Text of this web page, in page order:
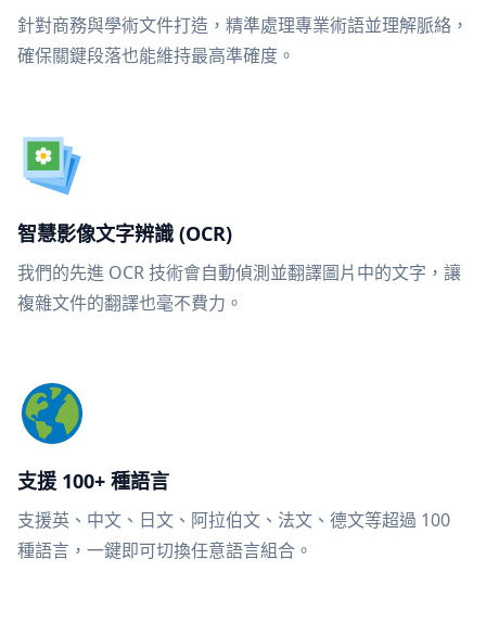
針對商務與學術文件打造，精準處理專業術語並理解脈絡，
確保關鍵段落也能維持最高準確度。
智慧影像文字辨識 (OCR)
我們的先進 OCR 技術會自動偵測並翻譯圖片中的文字，讓
複雜文件的翻譯也毫不費力。
支援 100+ 種語言
支援英、中文、日文、阿拉伯文、法文、德文等超過 100
種語言，一鍵即可切換任意語言組合。